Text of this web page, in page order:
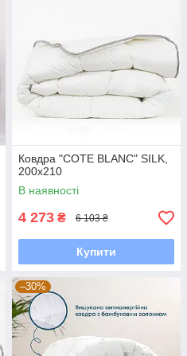
Ковдра "COTE BLANC" SILK,
200x210
В наявності
4 273 ₴ 6 103 ₴
Купити
–30%